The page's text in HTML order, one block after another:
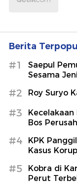
Berita
#1
Saepul
Sesama
#2 Roy Suryo
#3
Kecelakaan
Bos
#4
KPK
Kasus
#5
Kobra di
Perut